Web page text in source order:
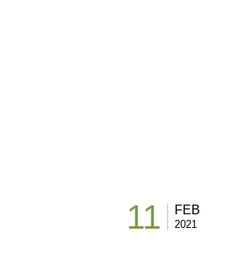
11 FEB
2021